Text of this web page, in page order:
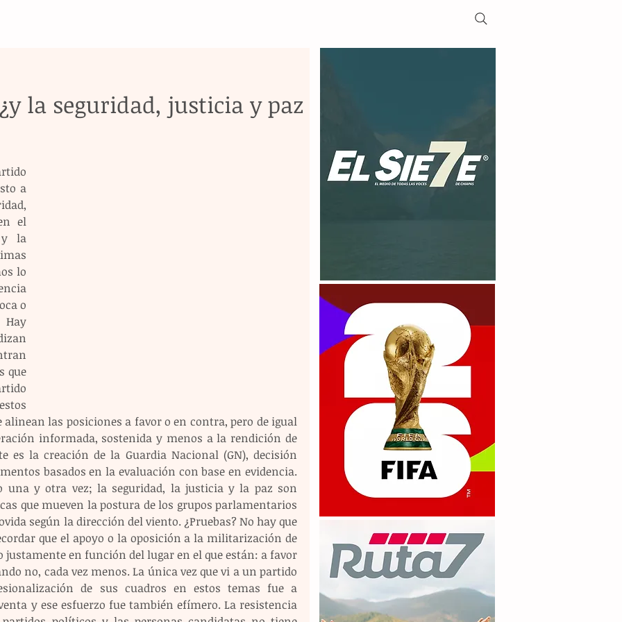
la seguridad, justicia y paz
a
el
y la
lo
o
que
las posiciones a favor o en contra, pero de igual
informada, sostenida y menos a la rendición de
es la creación de la Guardia Nacional (GN), decisión
basados en la evaluación con base en evidencia.
una y otra vez; la seguridad, la justicia y la paz son
que mueven la postura de los grupos parlamentarios
según la dirección del viento. ¿Pruebas? No hay que
que el apoyo o la oposición a la militarización de
justamente en función del lugar en el que están: a favor
no, cada vez menos. La única vez que vi a un partido
de sus cuadros en estos temas fue a
y ese esfuerzo fue también efímero. La resistencia